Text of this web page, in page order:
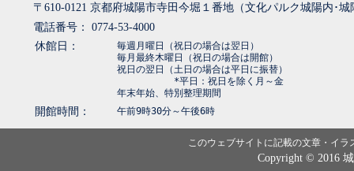
〒610-0121 京都府城陽市寺田今堀１番地（文化パルク城陽内･
電話番号： 0774-53-4000
休館日：
毎週月曜日（祝日の場合は翌日）
毎月最終木曜日（祝日の場合は開館）
祝日の翌日（土日の場合は平日に振替）
*平日：祝日を除く月～金
年末年始、特別整理期間
開館時間： 午前9時30分～午後6時
このウェブサイトに記載の文章・イ
Copyright © 2016